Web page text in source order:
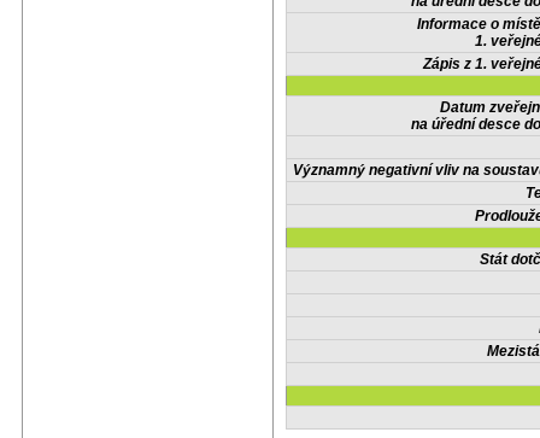
Informace o
1.
Zápis z 1.
Datum
na úřední desce
Významný negativní vliv na
Stát